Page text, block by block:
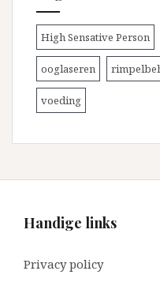
High Sensative Person
ooglaseren
voeding
Handige links
Privacy policy